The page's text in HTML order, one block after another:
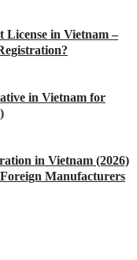
License in Vietnam –
in Vietnam for
in Vietnam (2026)
Manufacturers